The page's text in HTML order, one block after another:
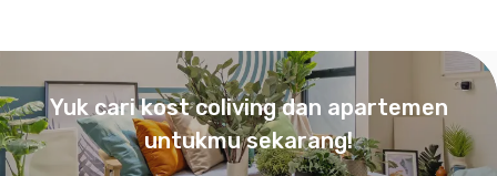
Yuk cari kost coliving dan apartemen
untukmu sekarang!